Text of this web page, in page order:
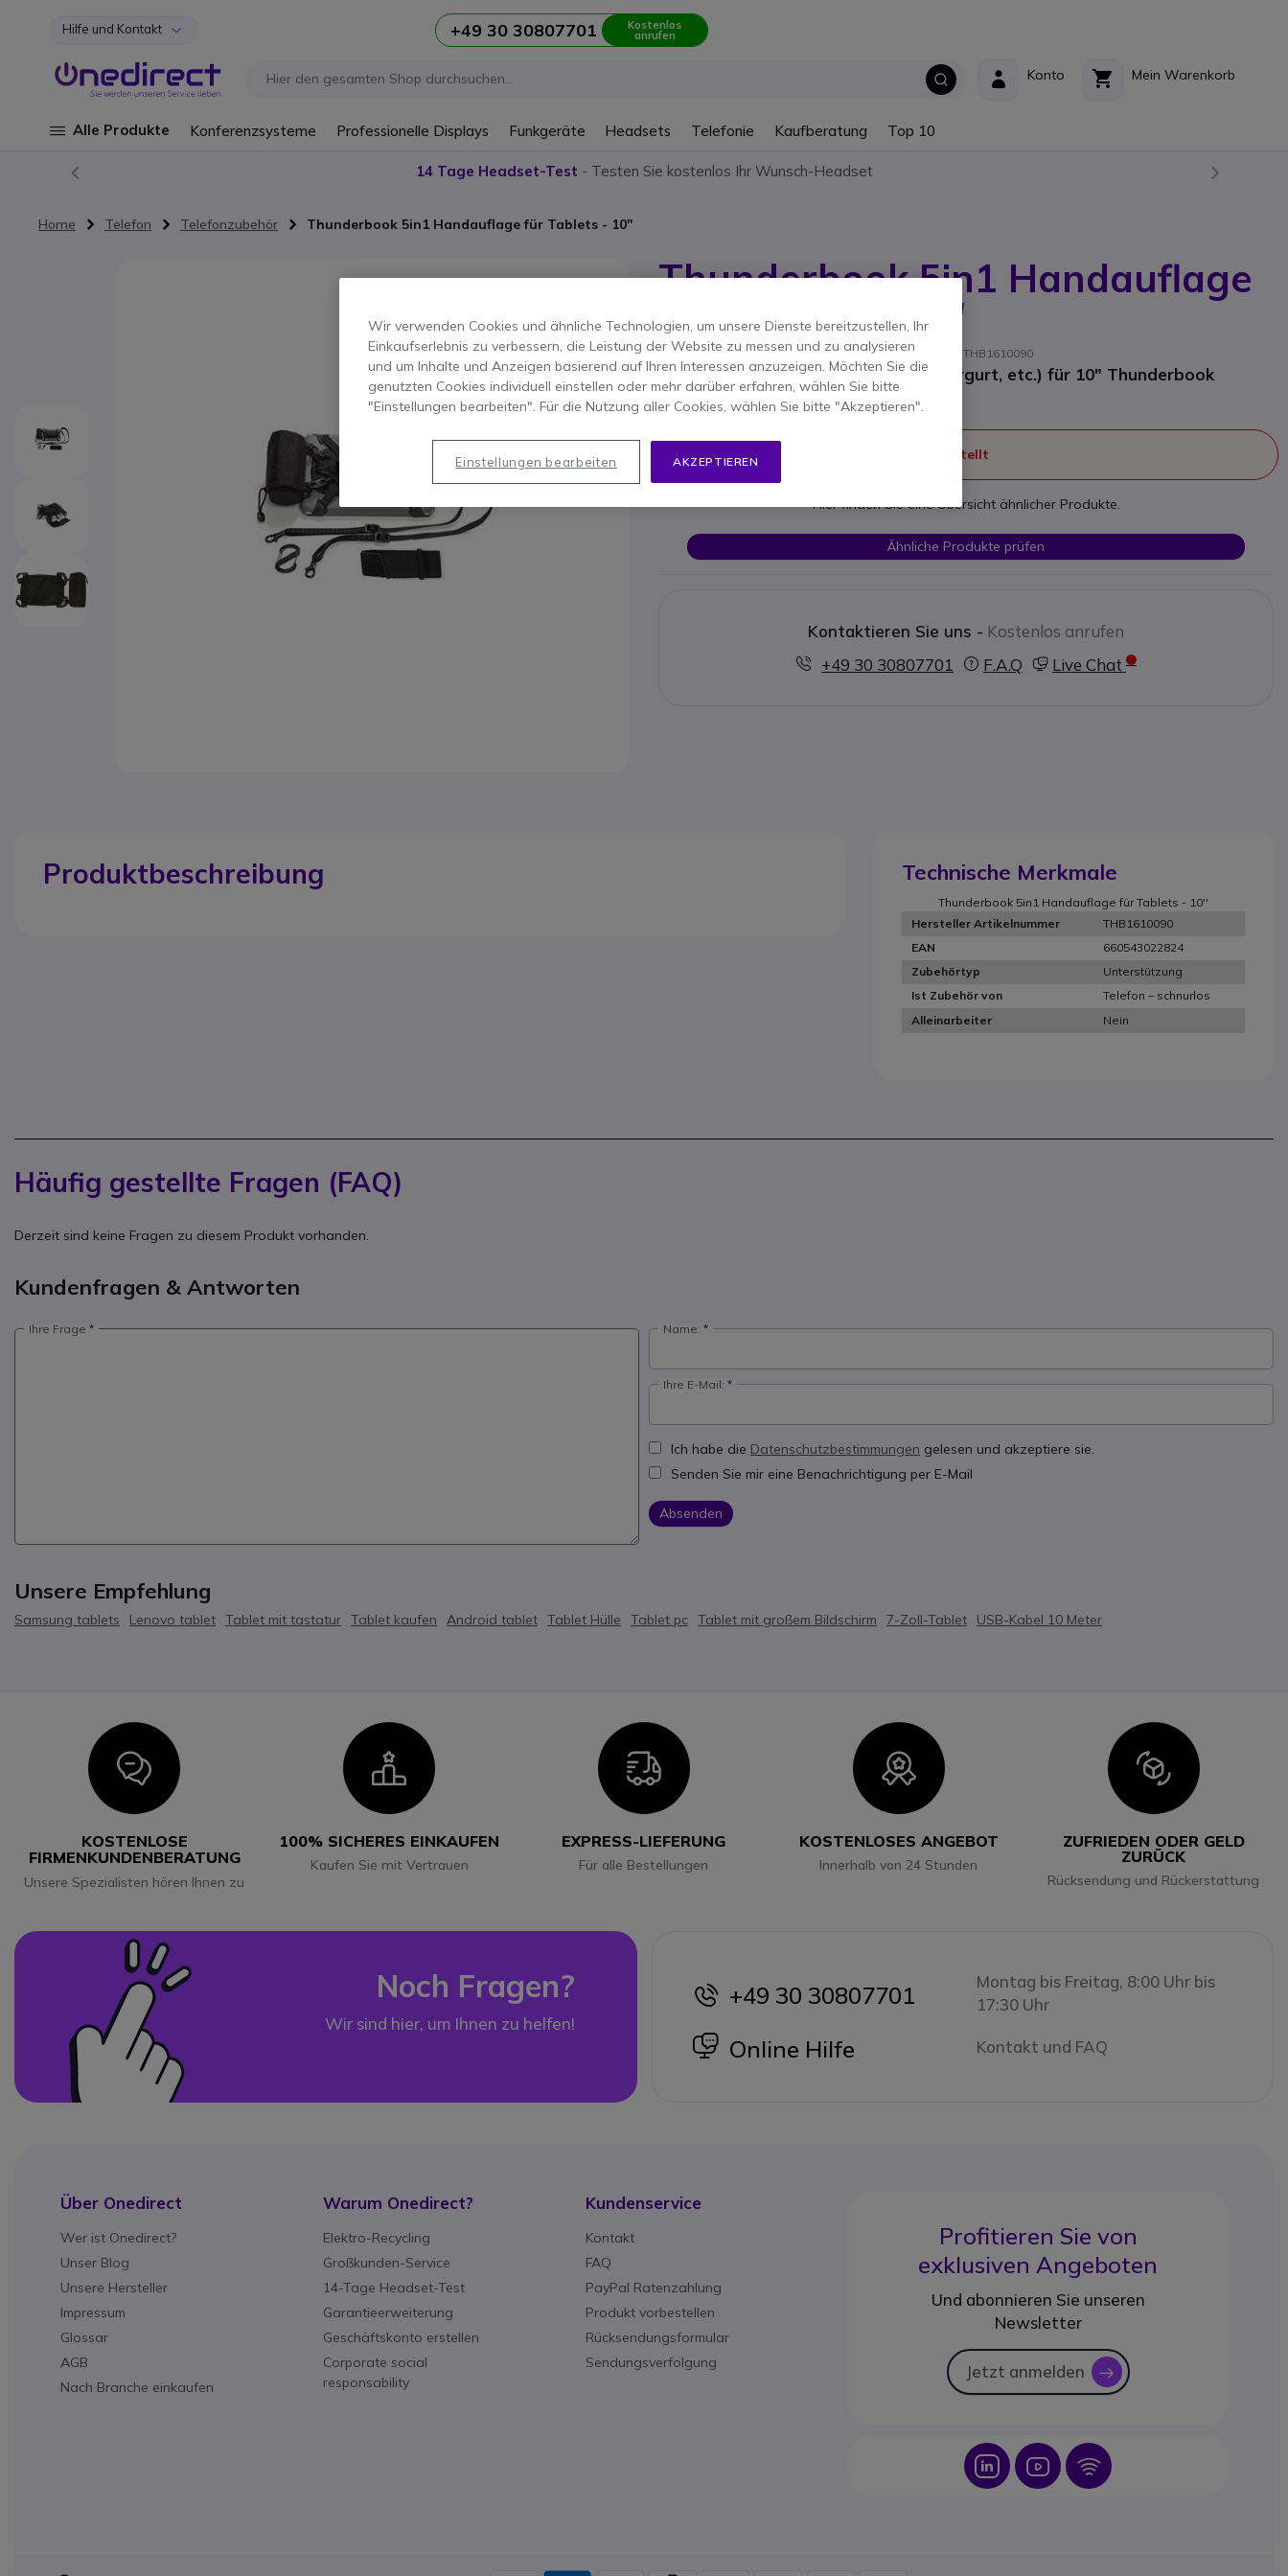
Zum Inhalt springen
Hilfe und Kontakt +49 30 30807701 Kostenlos
anrufen
Mein Warenkorb
Konto
Alle Produkte Konferenzsysteme Professionelle Displays Funkgeräte Headsets Telefonie Kaufberatung Top 10
14 Tage Headset-Test - Testen Sie kostenlos Ihr Wunsch-Headset
Home Telefon Telefonzubehör Thunderbook 5in1 Handauflage für Tablets - 10''
Thunderbook 5in1 Handauflage
für Tablets - 10''
Produkt-Referenz: THUN1610090 // Hersteller-Referenz: THB1610090
5-1 Handheld-Ständer (Hand, Schultergurt, etc.) für 10" Thunderbook
Tablets
Dieses Produkt wird nicht mehr hergestellt
Hier finden Sie eine Übersicht ähnlicher Produkte.
Ähnliche Produkte prüfen
Kontaktieren Sie uns - Kostenlos anrufen
+49 30 30807701
F.A.Q Live Chat
Produktbeschreibung Technische Merkmale
Thunderbook 5in1 Handauflage für Tablets - 10''
Hersteller Artikelnummer
THB1610090
EAN
660543022824
Zubehörtyp
Unterstützung
Ist Zubehör von
Telefon – schnurlos
Alleinarbeiter
Nein
Häufig gestellte Fragen (FAQ)
Derzeit sind keine Fragen zu diesem Produkt vorhanden.
Kundenfragen & Antworten
Ihre Frage Name:
Ihre E-Mail:
Ich habe die Datenschutzbestimmungen gelesen und akzeptiere sie.
Senden Sie mir eine Benachrichtigung per E-Mail
Absenden
Unsere Empfehlung
Samsung tablets Lenovo tablet Tablet mit tastatur Tablet kaufen Android tablet Tablet Hülle Tablet pc Tablet mit großem Bildschirm 7-Zoll-Tablet USB-Kabel 10 Meter
Icon
KOSTENLOSE
FIRMENKUNDENBERATUNG
Unsere Spezialisten hören Ihnen zu
Icon
100% SICHERES EINKAUFEN
Kaufen Sie mit Vertrauen
Icon
EXPRESS-LIEFERUNG
Für alle Bestellungen
Icon
KOSTENLOSES ANGEBOT
Innerhalb von 24 Stunden
Icon
ZUFRIEDEN ODER GELD
ZURÜCK
Rücksendung und Rückerstattung
Noch Fragen?
Wir sind hier, um Ihnen zu helfen!
icon
+49 30 30807701
Montag bis Freitag, 8:00 Uhr bis
17:30 Uhr
icon
Online Hilfe Kontakt und FAQ
Über Onedirect
Wer ist Onedirect?
Unser Blog
Unsere Hersteller
Impressum
Glossar
AGB
Nach Branche einkaufen
Warum Onedirect?
Elektro-Recycling
Großkunden-Service
14-Tage Headset-Test
Garantieerweiterung
Geschäftskonto erstellen
Corporate social
responsability
Kundenservice
Kontakt
FAQ
PayPal Ratenzahlung
Produkt vorbestellen
Rücksendungsformular
Sendungsverfolgung
Profitieren Sie von
exklusiven Angeboten
Und abonnieren Sie unseren
Newsletter
Jetzt anmelden icon
Icon Icon Icon
Wir verwenden Cookies und ähnliche Technologien, um unsere Dienste bereitzustellen, Ihr
Einkaufserlebnis zu verbessern, die Leistung der Website zu messen und zu analysieren
und um Inhalte und Anzeigen basierend auf Ihren Interessen anzuzeigen. Möchten Sie die
genutzten Cookies individuell einstellen oder mehr darüber erfahren, wählen Sie bitte
"Einstellungen bearbeiten". Für die Nutzung aller Cookies, wählen Sie bitte "Akzeptieren".
AKZEPTIEREN
Einstellungen bearbeiten